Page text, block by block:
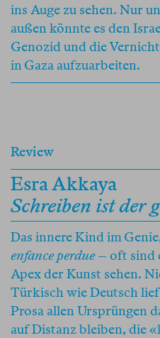
ins Auge zu sehen. Nur
außen könnte es den
Genozid und die
in Gaza aufzuarbeiten.
Review
Esra Akkaya
Schreiben ist der
Das innere Kind im
enfance perdue– oft sind
Apex der Kunst sehen.
Türkisch wie Deutsch
Prosa allen Ursprüngen
auf Distanz bleiben, die